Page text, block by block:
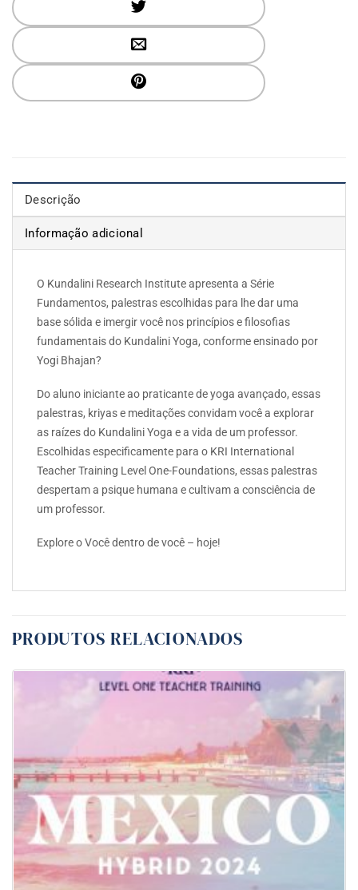
Descrição
Informação adicional
O Kundalini Research Institute apresenta a Série
Fundamentos, palestras escolhidas para lhe dar uma
base sólida e imergir você nos princípios e filosofias
fundamentais do Kundalini Yoga, conforme ensinado por
Yogi Bhajan?
Do aluno iniciante ao praticante de yoga avançado, essas
palestras, kriyas e meditações convidam você a explorar
as raízes do Kundalini Yoga e a vida de um professor.
Escolhidas especificamente para o KRI International
Teacher Training Level One-Foundations, essas palestras
despertam a psique humana e cultivam a consciência de
um professor.
Explore o Você dentro de você – hoje!
PRODUTOS RELACIONADOS